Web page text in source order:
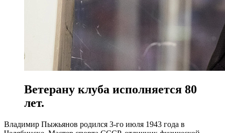
Ветерану клуба исполняется 80
лет.
Владимир Пыжьянов родился 3-го июля 1943 года в